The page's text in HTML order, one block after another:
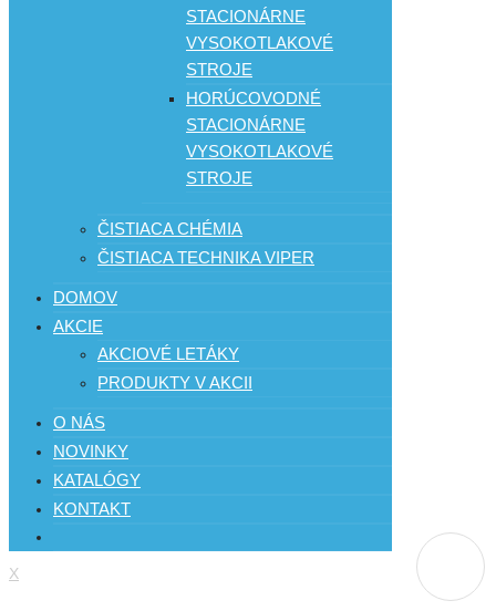
STACIONÁRNE
VYSOKOTLAKOVÉ
STROJE
HORÚCOVODNÉ
STACIONÁRNE
VYSOKOTLAKOVÉ
STROJE
ČISTIACA CHÉMIA
ČISTIACA TECHNIKA VIPER
DOMOV
AKCIE
AKCIOVÉ LETÁKY
PRODUKTY V AKCII
O NÁS
NOVINKY
KATALÓGY
KONTAKT
X